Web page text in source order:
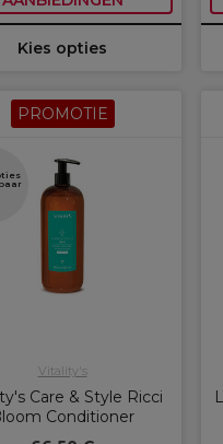
Kies opties
PROMOTIE
Vitality's
Care & Style Ricci
Conditioner